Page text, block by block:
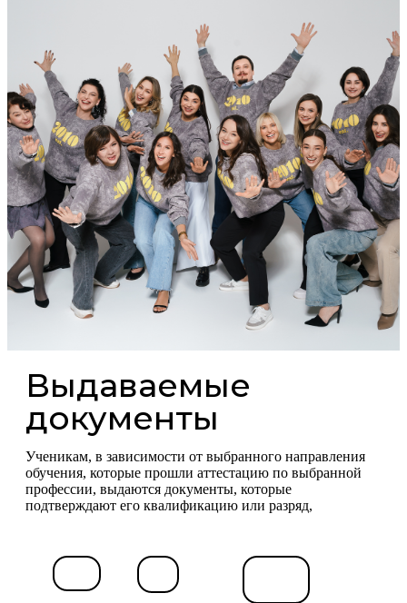
Выдаваемые
документы
Ученикам, в зависимости от выбранного направления
обучения, которые прошли аттестацию по выбранной
профессии, выдаются документы, которые
подтверждают его квалификацию или разряд,